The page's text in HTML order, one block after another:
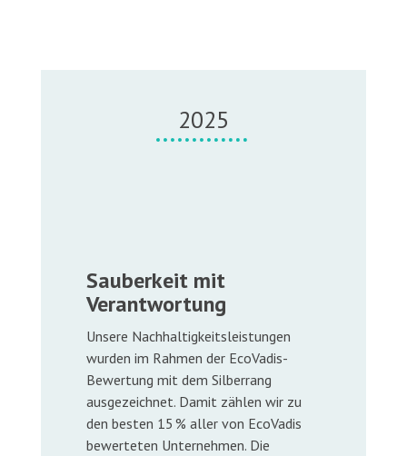
2025
Sauberkeit mit
Verantwortung
Unsere Nachhaltigkeitsleistungen
wurden im Rahmen der EcoVadis-
Bewertung mit dem Silberrang
ausgezeichnet. Damit zählen wir zu
den besten 15 % aller von EcoVadis
bewerteten Unternehmen. Die